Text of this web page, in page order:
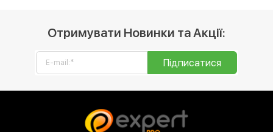
Отримувати Новинки та Акції:
Підписатися